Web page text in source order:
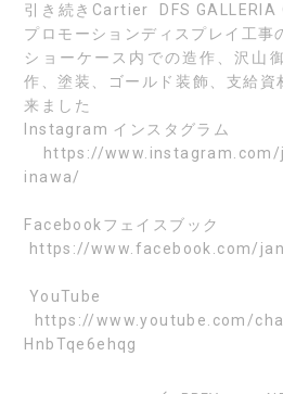
引き続きCartier DFS GALLERIA
プロモーションディスプレイ工事
ショーケース内での造作、沢山
作、塗装、ゴールド装飾、支給資
来ました
Instagram インスタグラム
https://
inawa/
Facebookフェイスブック
https://www.facebook.com/
YouTube
https://www.youtube.com/
HnbTqe6ehqg